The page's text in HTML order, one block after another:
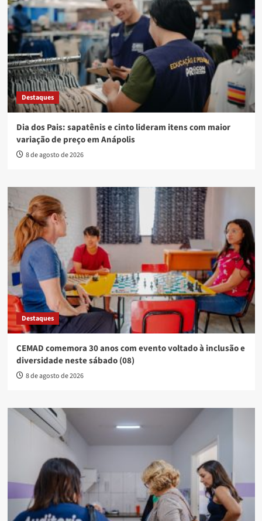
Destaques
Dia dos Pais: sapatênis e cinto lideram itens com maior
variação de preço em Anápolis
8 de agosto de 2026
Destaques
CEMAD comemora 30 anos com evento voltado à inclusão e
diversidade neste sábado (08)
8 de agosto de 2026